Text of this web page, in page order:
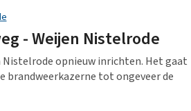
- Weijen Nistelrode
Nistelrode opnieuw inrichten. Het gaat
brandweerkazerne tot ongeveer de